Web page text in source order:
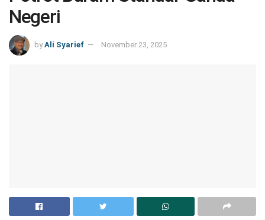
Negeri
by Ali Syarief November 23, 2025